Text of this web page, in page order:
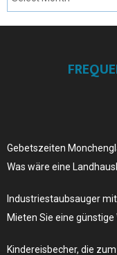
Gebetszeiten
Was wäre eine
Industriestaubsauger
Mieten Sie eine
Kindereisbecher, die